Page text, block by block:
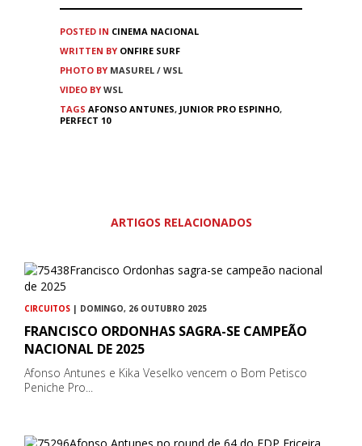
POSTED IN CINEMA NACIONAL
WRITTEN BY ONFIRE SURF
PHOTO BY MASUREL / WSL
VIDEO BY WSL
TAGS AFONSO ANTUNES, JUNIOR PRO ESPINHO,
PERFECT 10
ARTIGOS RELACIONADOS
CIRCUITOS | DOMINGO, 26 OUTUBRO 2025
FRANCISCO ORDONHAS SAGRA-SE CAMPEÃO
NACIONAL DE 2025
Afonso Antunes e Kika Veselko vencem o Bom Petisco
Peniche Pro...